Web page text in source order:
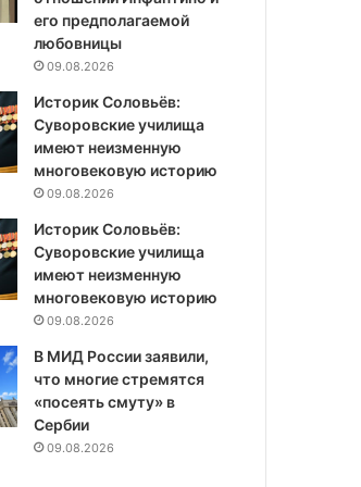
его предполагаемой
любовницы
09.08.2026
Историк Соловьёв:
Суворовские училища
имеют неизменную
многовековую историю
09.08.2026
Историк Соловьёв:
Суворовские училища
имеют неизменную
многовековую историю
09.08.2026
В МИД России заявили,
что многие стремятся
«посеять смуту» в
Сербии
09.08.2026